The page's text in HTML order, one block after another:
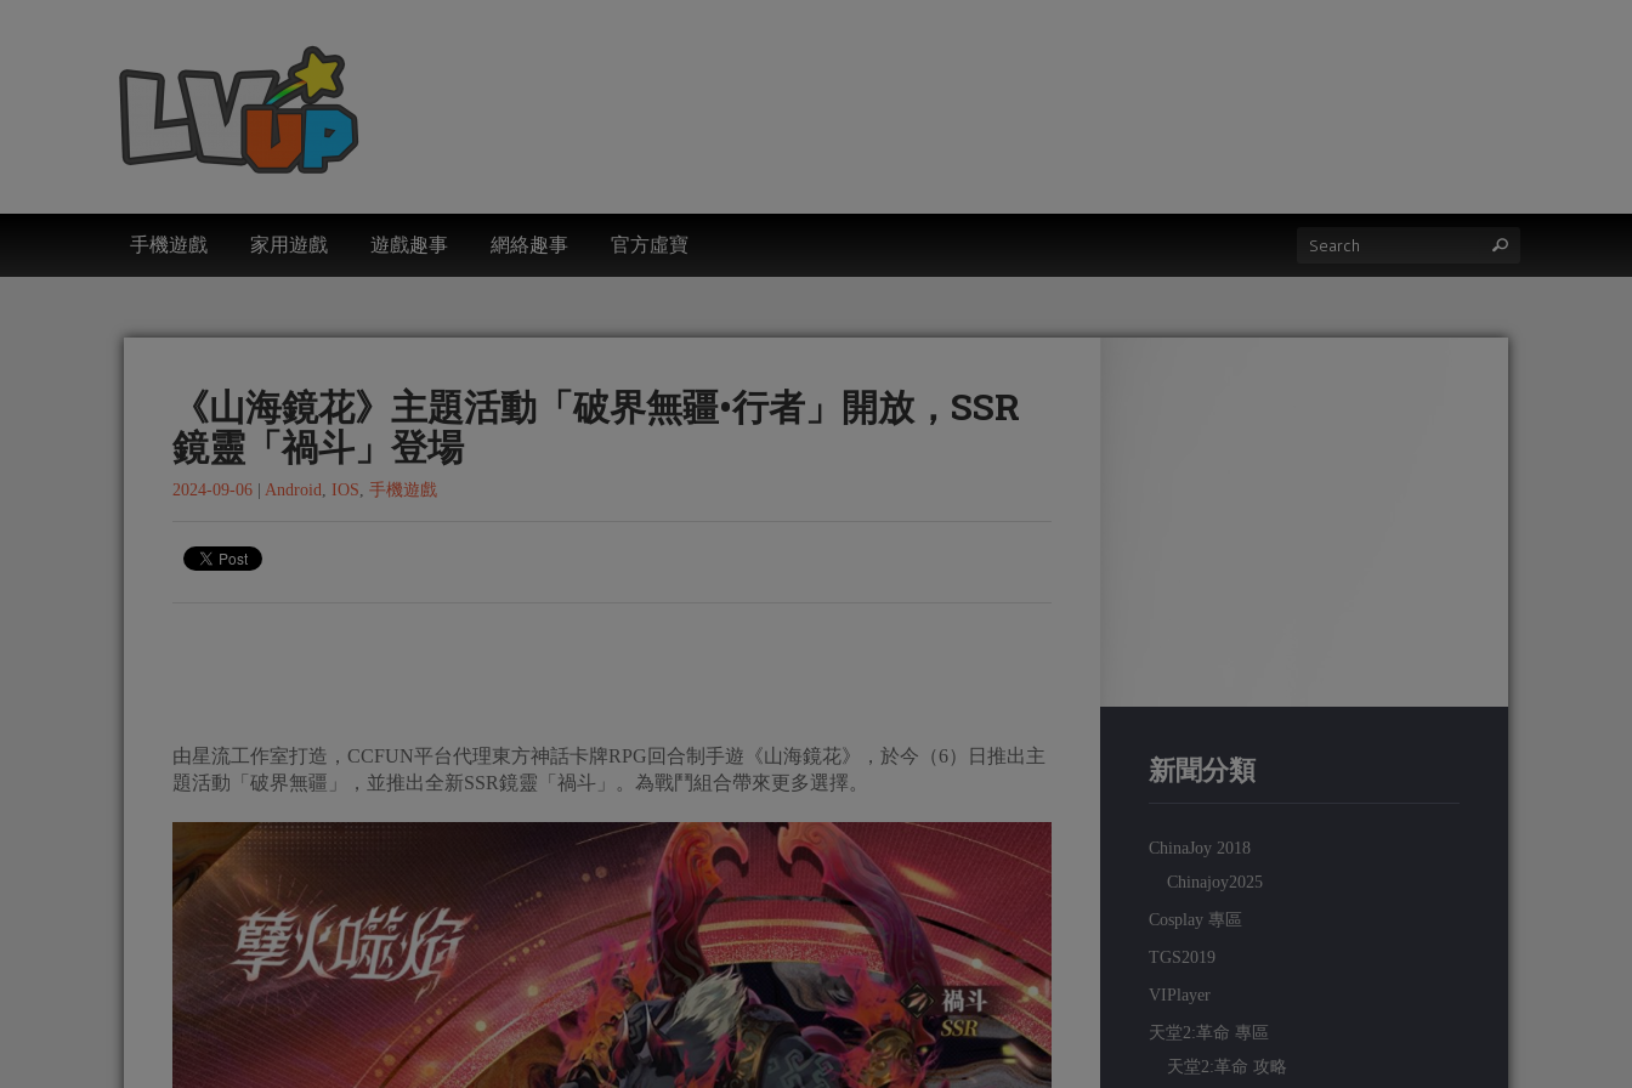
手機遊戲 家用遊戲 遊戲趣事 網絡趣事 官方虛寶
《山海鏡花》主題活動「破界無疆•行者」開放，SSR
鏡靈「禍斗」登場
2024-09-06 Android, IOS, 手機遊戲
由星流工作室打造，CCFUN平台代理東方神話卡牌RPG回合制手遊《山海鏡花》，於今（6）日推出主
題活動「破界無疆」，並推出全新SSR鏡靈「禍斗」。為戰鬥組合帶來更多選擇。
新聞分類
ChinaJoy 2018
Chinajoy2025
Cosplay 專區
TGS2019
VIPlayer
天堂2:革命 專區
天堂2:革命 攻略